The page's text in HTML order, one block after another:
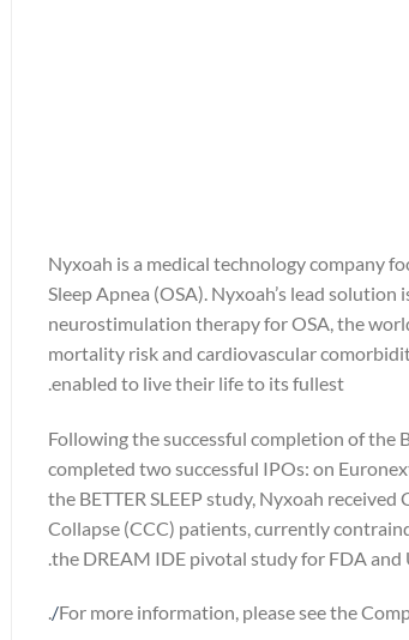
Nyxoah is a medical technology company
Sleep Apnea (OSA). Nyxoah’s lead
neurostimulation therapy for OSA, the
mortality risk and cardiovascular
enabled to live their life to its fullest.
Following the successful completion of the
completed two successful IPOs: on
the BETTER SLEEP study, Nyxoah
Collapse (CCC) patients, currently
the DREAM IDE pivotal study for FDA and
For more information, please see the
.